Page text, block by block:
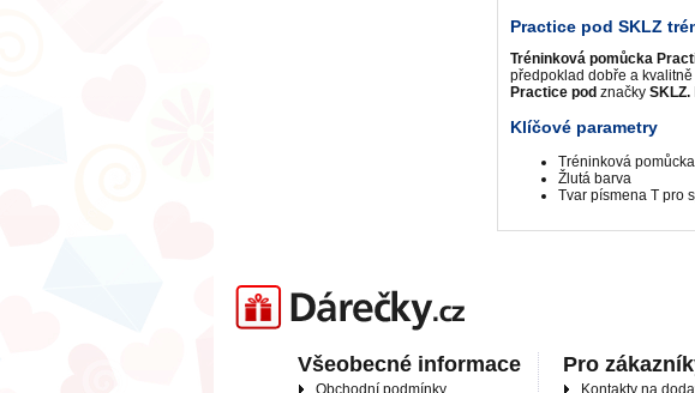
Practice pod SKLZ
Tréninková pomůcka
předpoklad dobře a
Practice pod značkySKLZ.
Klíčové parametry
Tréninková pomůcka
Žlutá barva
Tvar písmena T pro
Darečky.cz
Všeobecné informace
Obchodní podmínky
Pro
Kontakty na